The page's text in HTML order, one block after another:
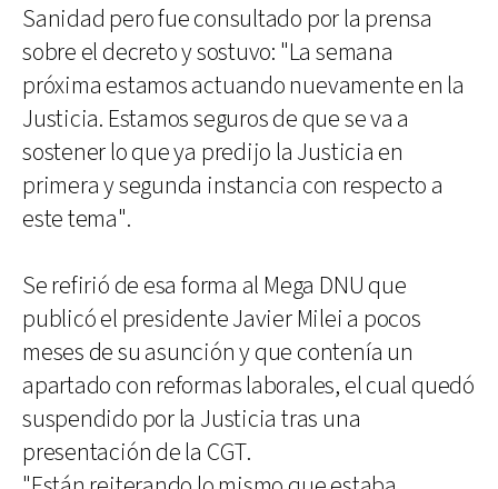
Sanidad pero fue consultado por la prensa
sobre el decreto y sostuvo: "La semana
próxima estamos actuando nuevamente en la
Justicia. Estamos seguros de que se va a
sostener lo que ya predijo la Justicia en
primera y segunda instancia con respecto a
este tema".
Se refirió de esa forma al Mega DNU que
publicó el presidente Javier Milei a pocos
meses de su asunción y que contenía un
apartado con reformas laborales, el cual quedó
suspendido por la Justicia tras una
presentación de la CGT.